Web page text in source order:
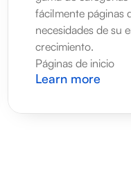
fácilmente páginas
necesidades de su
crecimiento.
Páginas de inicio
Learn more